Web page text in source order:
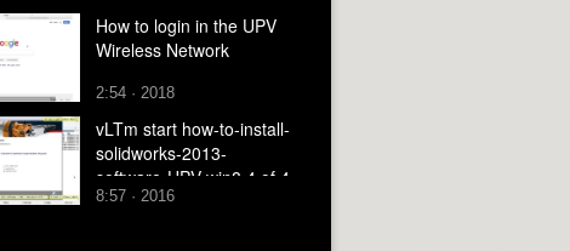
How to login in the UPV
Wireless Network
2:54 · 2018
vLTm start how-to-install-
solidworks-2013-
software-UPV-win8 4 of 4
8:57 · 2016